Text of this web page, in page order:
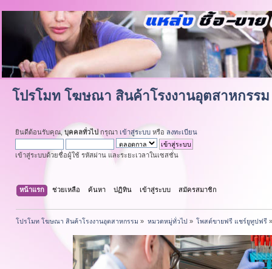
โปรโมท โฆษณา สินค้าโรงงานอุตสาหกรรม
ยินดีต้อนรับคุณ,บุคคลทั่วไปกรุณา เข้าสู่ระบบ หรือ ลงทะเบียน
เข้าสู่ระบบด้วยชื่อผู้ใช้ รหัสผ่าน และระยะเวลาในเซสชั่น
หน้าแรก ช่วยเหลือ ค้นหา ปฏิทิน เข้าสู่ระบบ สมัครสมาชิก
โปรโมท โฆษณา สินค้าโรงงานอุตสาหกรรม » หมวดหมู่ทั่วไป» โพสต์ขายฟรี แชร์ยูทูปฟรี»